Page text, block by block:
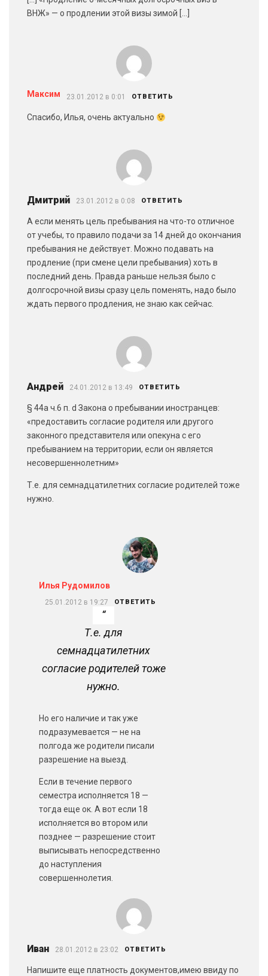
ВНЖ» — о продлении этой визы зимой […]
Максим 23.01.2012 в 0:01 ОТВЕТИТЬ
Спасибо, Илья, очень актуально
Дмитрий 23.01.2012 в 0:08 ОТВЕТИТЬ
А если менять цель пребывания на что-то отличное
от учебы, то правило подачи за 14 дней до окончания
пребывания не действует. Можно подавать на
продление (при смене цели пребывания) хоть в
последний день. Правда раньше нельзя было с
долгосрочной визы сразу цель поменять, надо было
ждать первого продления, не знаю как сейчас.
Андрей 24.01.2012 в 13:49 ОТВЕТИТЬ
§ 44a ч.6 п. d Закона о пребывании иностранцев:
«предоставить согласие родителя или другого
законного представителя или опекуна с его
пребыванием на территории, если он является
несовершеннолетним»
Т.е. для семнадцатилетних согласие родителей тоже
нужно.
Илья Рудомилов
25.01.2012 в 19:27 ОТВЕТИТЬ
Т.е. для
семнадцатилетних
согласие родителей тоже
нужно.
Но его наличие и так уже
подразумевается — не на
полгода же родители писали
разрешение на выезд.
Если в течение первого
семестра исполняется 18 —
тогда еще ок. А вот если 18
исполняется во втором или
позднее — разрешение стоит
выписывать непосредственно
до наступления
совершеннолетия.
Иван 28.01.2012 в 23:02 ОТВЕТИТЬ
Напишите еще платность документов,имею ввиду по